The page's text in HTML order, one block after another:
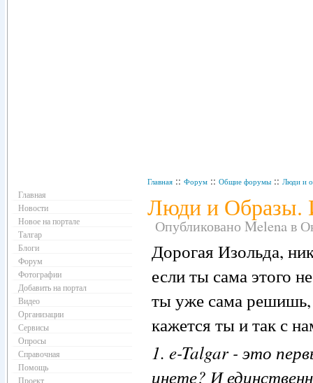
Главная :: Форум :: Общие форумы :: Люди и
Люди и Образы.
Опубликовано Melena в
Дорогая Изольда,
если ты сама этого
ты уже сама
кажется ты и так с
1. e-Talgar - это
инете? И
Главная
Новости
Новое на портале
Талгар
Блоги
Форум
Фотографии
Добавить на портал
Видео
Организации
Сервисы
Опросы
Справочная
Помощь
Проект